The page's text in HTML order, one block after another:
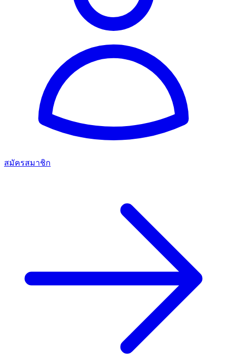
สมัครสมาชิก